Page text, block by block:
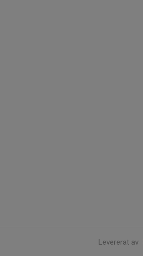
Levererat av